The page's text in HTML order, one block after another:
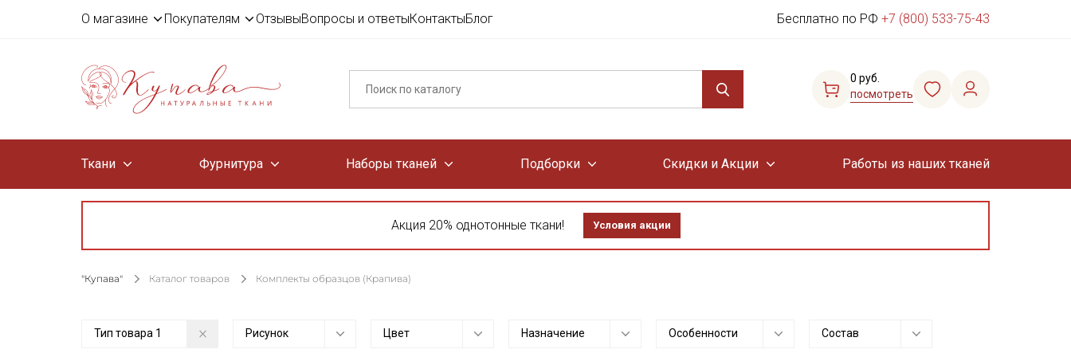
О магазине Покупателям ОтзывыВопросы и ответыКонтактыБлог Бесплатно по РФ +7 (800) 533-75-43
0 руб.
посмотреть
Ткани Фурнитура Наборы тканей Подборки Скидки и Акции Работы из наших тканей
Акция 20% однотонные ткани! Условия акции
"Купава" Каталог товаров Комплекты образцов (Крапива)
Тип товара 1 Рисунок Цвет Назначение Особенности Состав